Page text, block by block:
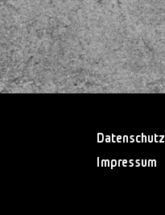
Datenschutz
Impressum